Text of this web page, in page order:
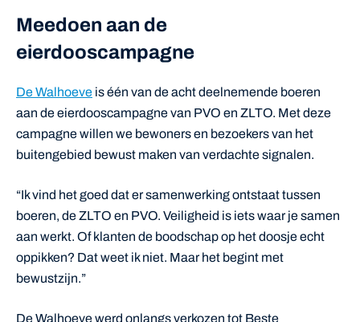
Meedoen aan de
eierdooscampagne
De Walhoeve is één van de acht deelnemende boeren
aan de eierdooscampagne van PVO en ZLTO. Met deze
campagne willen we bewoners en bezoekers van het
buitengebied bewust maken van verdachte signalen.
“Ik vind het goed dat er samenwerking ontstaat tussen
boeren, de ZLTO en PVO. Veiligheid is iets waar je samen
aan werkt. Of klanten de boodschap op het doosje echt
oppikken? Dat weet ik niet. Maar het begint met
bewustzijn.”
De Walhoeve werd onlangs verkozen tot Beste